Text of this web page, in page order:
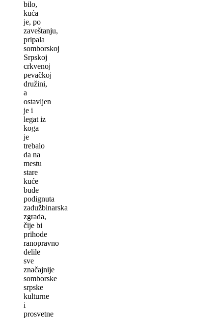
bilo,
kuća
je, po
zaveštanju,
pripala
somborskoj
Srpskoj
crkvenoj
pevačkoj
družini,
a
ostavljen
je i
legat iz
koga
je
trebalo
da na
mestu
stare
kuće
bude
podignuta
zadužbinarska
zgrada,
čije bi
prihode
ranopravno
delile
sve
značajnije
somborske
srpske
kulturne
i
prosvetne